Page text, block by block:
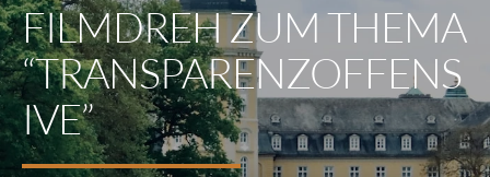
FILMDREH ZUM THEMA
“TRANSPARENZOFFENS
IVE”